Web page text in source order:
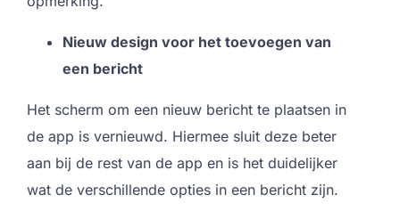
Nieuw design voor het toevoegen van
een bericht
Het scherm om een nieuw bericht te plaatsen in
de app is vernieuwd. Hiermee sluit deze beter
aan bij de rest van de app en is het duidelijker
wat de verschillende opties in een bericht zijn.